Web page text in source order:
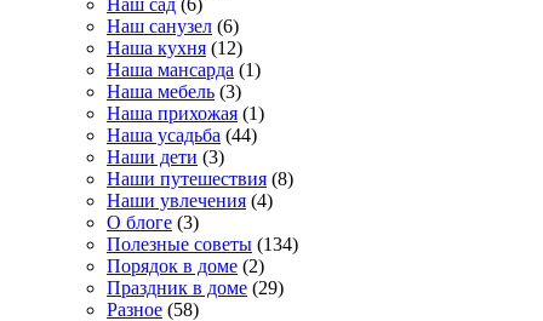
Наш санузел (6)
Наша кухня (12)
Наша мансарда (1)
Наша мебель (3)
Наша прихожая (1)
Наша усадьба (44)
Наши дети (3)
Наши путешествия (8)
Наши увлечения (4)
О блоге (3)
Полезные советы (134)
Порядок в доме (2)
Праздник в доме (29)
Разное (58)